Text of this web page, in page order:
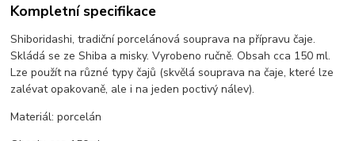
Kompletní specifikace
Shiboridashi, tradiční porcelánová souprava na přípravu čaje.
Skládá se ze Shiba a misky. Vyrobeno ručně. Obsah cca 150 ml.
Lze použít na různé typy čajů (skvělá souprava na čaje, které lze
zalévat opakovaně, ale i na jeden poctivý nálev).
Materiál: porcelán